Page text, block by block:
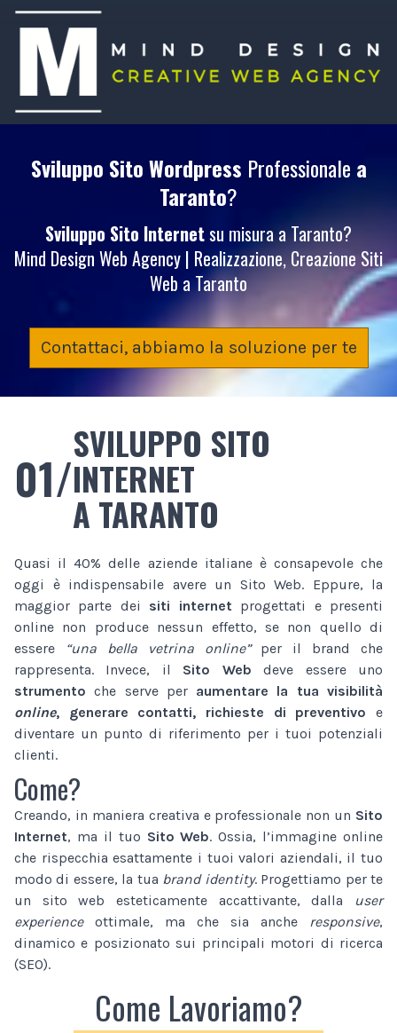
Sviluppo Sito Wordpress Professionale a
Taranto?
Sviluppo Sito Internetsu misura a Taranto?
Mind Design Web Agency | Realizzazione, Creazione Siti
Web a Taranto
Contattaci, abbiamo la soluzione per te
01/
SVILUPPO SITO
INTERNET
A TARANTO
Quasi il 40% delle aziende italiane è consapevole che
oggi è indispensabile avere un Sito Web. Eppure, la
maggior parte dei siti internet progettati e presenti
online non produce nessun effetto, se non quello di
essere
“una bella vetrina online”per il brand che
rappresenta. Invece, il Sito Web deve essere uno
strumento che serve per aumentare la tua visibilità
online, generare contatti, richieste di preventivo e
diventare un punto di riferimento per i tuoi potenziali
clienti.
Come?
Creando, in maniera creativa e professionale non un Sito
Internet, ma il tuo Sito Web. Ossia, l’immagine online
che rispecchia esattamente i tuoi valori aziendali, il tuo
modo di essere, la tua brand identity. Progettiamo per te
un sito web esteticamente accattivante, dalla
user
experienceottimale, ma che sia anche responsive,
dinamico e posizionato sui principali motori di ricerca
(SEO).
Come Lavoriamo?